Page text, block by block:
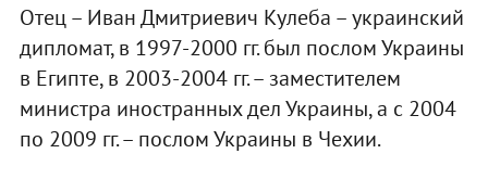
Отец – Иван Дмитриевич Кулеба – украинский
дипломат, в 1997-2000 гг. был послом Украины
в Египте, в 2003-2004 гг. – заместителем
министра иностранных дел Украины, а с 2004
по 2009 гг. – послом Украины в Чехии.